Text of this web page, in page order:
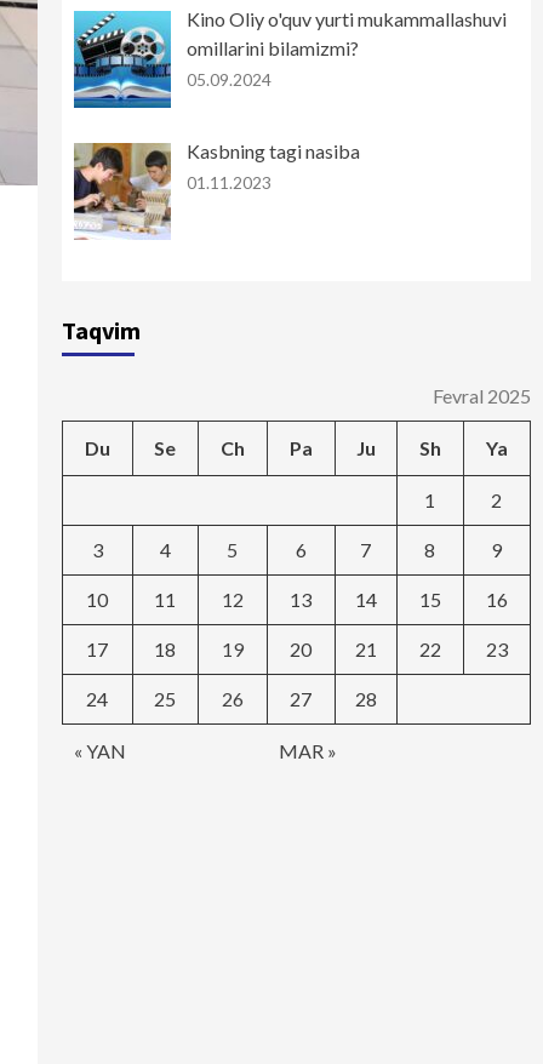
Kino Oliy o'quv yurti mukammallashuvi
omillarini bilamizmi?
05.09.2024
Kasbning tagi nasiba
01.11.2023
Taqvim
Fevral 2025
Du Se Ch Pa Ju Sh Ya
« YAN MAR »
1 2
3 4 5 6 7 8 9
10 11 12 13 14 15 16
17 18 19 20 21 22 23
24 25 26 27 28